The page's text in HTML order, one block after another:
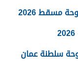
مسقط 2026
سلطنة عمان